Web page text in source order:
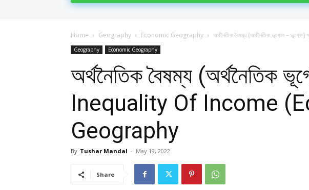
Home Geography Economic Geography অর্থনৈতিক বৈষম্য (অর্থনৈতিক ভূগোল –
Geography Economic Geography
অর্থনৈতিক বৈষম্য
Inequality Of Income
Geography
By Tushar Mandal - May 19, 2022
Share